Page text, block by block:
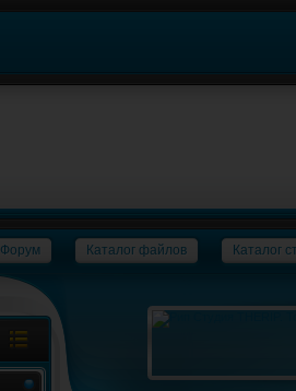
Форум Каталог файлов Каталог